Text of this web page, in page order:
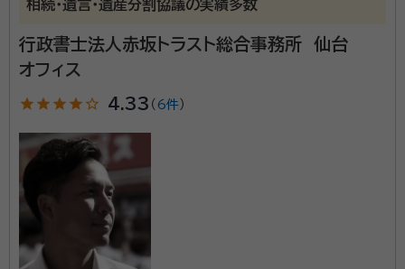
経歴： 宮城県名取市出身。東北学院大学法学部法律学科卒業 1992年よ
事務所」を開業
面談の感想
無料面談をしました。初めて士業の方と話すので緊張しましたが、とても
優しい雰囲気で、説明もわかりやすく、見積も納得のいくものだったので
そのまま依頼を決めました。
契約後の感想
依頼後もちょっとした質問にも丁寧に答えてくださり安心感があります。
専門家とのやり取りは電話以外にもLINEで行っていますが、手軽に確認
相続・遺言・遺産分割協議の実績多数
行政書士法人赤坂トラスト総合事務所 仙台
オフィス
star star star star star_outline 4.33 （ 6件 ）